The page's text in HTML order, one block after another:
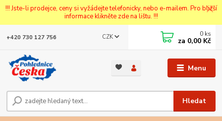
!!! Jste-li prodejce, ceny si vyžádejte telefonicky, nebo e-mailem. Pro bližší
informace klikněte zde na lištu. !!!
Menu
CZK
Hledat
+420 730 127 756 0 ks
za 0,00 Kč